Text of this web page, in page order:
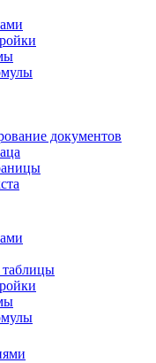
документов
таблицы